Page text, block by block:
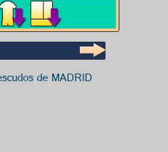
de MADRID